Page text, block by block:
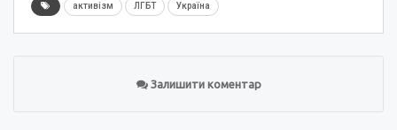
активізм ЛГБТ Україна
Залишити коментар